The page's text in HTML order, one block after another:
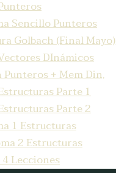
Sencillo Punteros
Golbach (Final Mayo)
DInámicos
+ Mem Din,
Parte 1
Parte 2
1 Estructuras
2 Estructuras
4 Lecciones